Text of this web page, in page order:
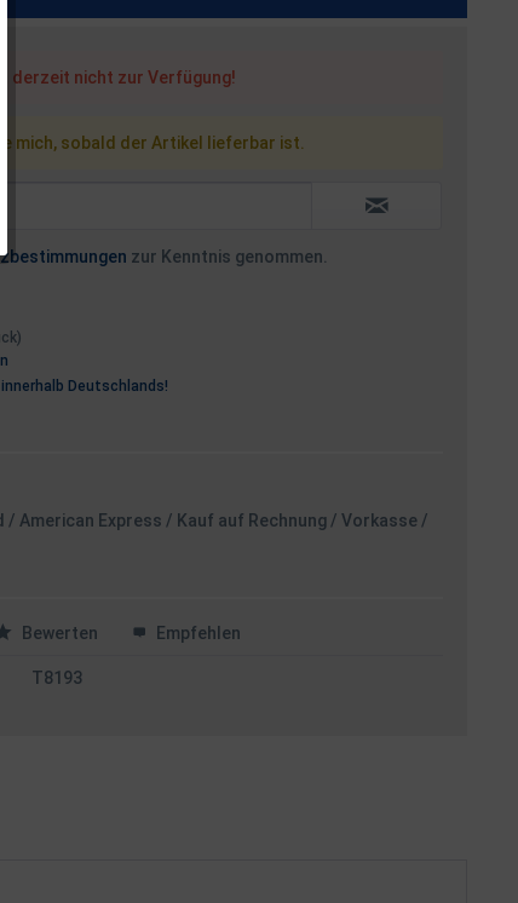
derzeit nicht zur Verfügung!
mich, sobald der Artikel lieferbar ist.
zur Kenntnis genommen.
innerhalb Deutschlands!
/ American Express / Kauf auf Rechnung / Vorkasse /
Bewerten Empfehlen
T8193